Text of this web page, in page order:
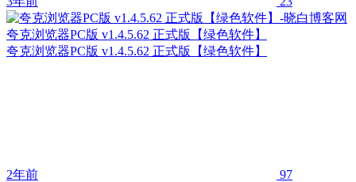
夸克浏览器PC版 v1.4.5.62 正式版【绿色软件】
夸克浏览器PC版 v1.4.5.62 正式版【绿色软件】
2年前 97